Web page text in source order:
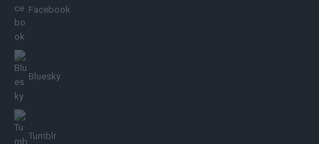
Facebook
Bluesky
Tumblr